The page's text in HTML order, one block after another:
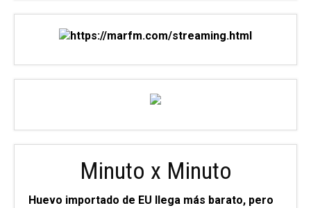
Minuto x Minuto
Huevo importado de EU llega más barato, pero